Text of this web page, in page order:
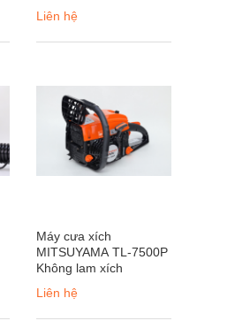
Liên hệ
Máy cưa xích
MITSUYAMA TL-7500P
Không lam xích
Liên hệ